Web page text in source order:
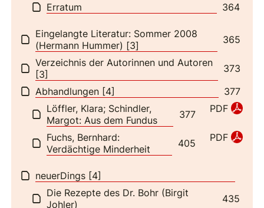
364
Erratum
365
Eingelangte Literatur: Sommer 2008
(Hermann Hummer) [3]
373
Verzeichnis der Autorinnen und Autoren
[3]
377
Abhandlungen [4]
PDF
377
Löffler, Klara; Schindler,
Margot: Aus dem Fundus
PDF
405
Fuchs, Bernhard:
Verdächtige Minderheit
neuerDings [4]
435
Die Rezepte des Dr. Bohr (Birgit
Johler)